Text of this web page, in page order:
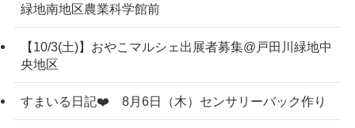
緑地南地区農業科学館前
【10/3(土)】おやこマルシェ出展者募集@戸田川緑地中
央地区
すまいる日記❤️ 8月6日（木）センサリーバック作り